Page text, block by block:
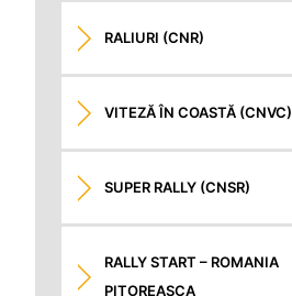
RALIURI (CNR)
VITEZĂ ÎN COASTĂ (CNVC)
SUPER RALLY (CNSR)
RALLY START – ROMANIA
PITOREASCA